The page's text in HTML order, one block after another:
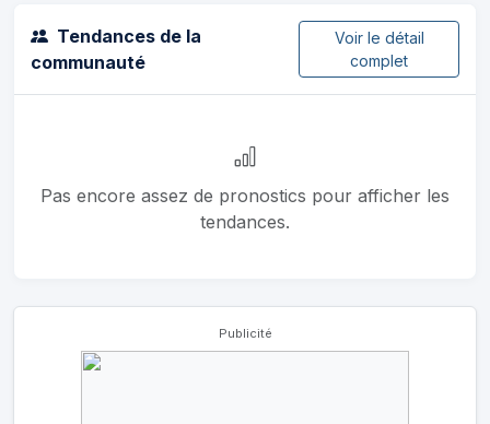
Tendances de la
communauté
Voir le détail
complet
Pas encore assez de pronostics pour afficher les
tendances.
Publicité